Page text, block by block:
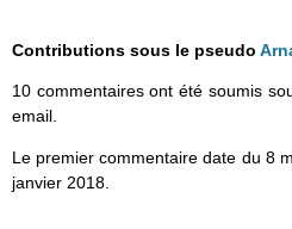
Contributions sous le pseudo
10 commentaires ont été soumis
email.
Le premier commentaire date du 8
janvier 2018.